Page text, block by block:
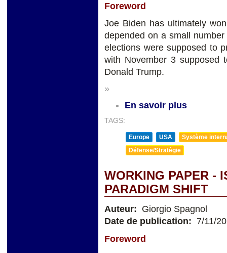
Foreword
Joe Biden has ultimately
depended on a small
elections were supposed to
with November 3 supposed
Donald Trump.
»
En savoir plus
TAGS:
Europe USA
Système
Défense/Stratégie
WORKING PAPER -
PARADIGM SHIFT
Auteur: Giorgio Spagnol
Date de publication: 7/11/
Foreword